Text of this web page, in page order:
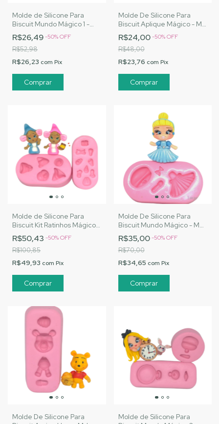
Molde de Silicone Para
Biscuit Mundo Mágico 1 -
MJ Artesanatos |Cód. 1472
R$26,49-50%OFF
R$52,98
R$26,23 com Pix
Molde De Silicone Para
Biscuit Aplique Mágico - MJ
Artesanatos |Cód. 1485
R$24,00-50%OFF
R$48,00
R$23,76 com Pix
Molde de Silicone Para
Biscuit Kit Ratinhos Mágicos
- MJ Artesanatos |Cód. 1471
R$50,43 -50%OFF
R$100,85
R$49,93 com Pix
Molde De Silicone Para
Biscuit Mundo Mágico - MJ
Artesanatos |Cód. 1470
R$35,00-50%OFF
R$70,00
R$34,65 com Pix
Molde De Silicone Para
Molde de Silicone Para